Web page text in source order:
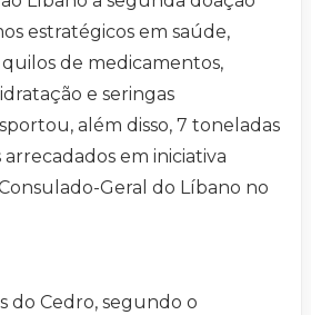
estratégicos em saúde,
de medicamentos,
e seringas
além disso, 7 toneladas
em iniciativa
Geral do Líbano no
do Cedro, segundo o